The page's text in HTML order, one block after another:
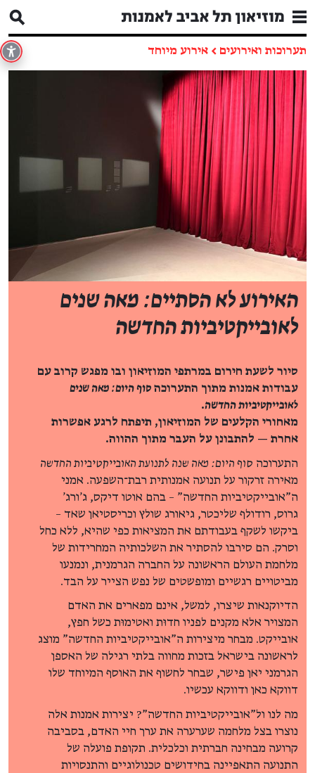
תערוכות ואירועים ← אירוע מיוחד
האירוע לא הסתיים: מאה שנים
לאובייקטיביות החדשה
סיור לשעת חירום במרתפי המוזיאון ובו מפגש קרוב עם
עבודות אמנות מתוך התערוכה סוף היום: מאה שנים
לאובייקטיביות החדשה.
מאחורי הקלעים של המוזיאון, תיפתח לרגע אפשרות
אחרת — להתבונן על העבר מתוך ההווה.
התערוכה סוף היום: מאה שנה לתנועת האובייקטיביות החדשה
מאירה זרקור על תנועה אמנותית רבת־השפעה. אמני
ה"אובייקטיביות החדשה" – בהם אוטו דיקס, ג'ורג'
גרוס, רודולף שליכטר, גיאורג שולץ וכריסטיאן שאד –
ביקשו לשקף בעבודתם את המציאות כפי שהיא, ללא כחל
וסרק. הם סירבו להסתיר את השלכותיה המחרידות של
מלחמת העולם הראשונה על החברה הגרמנית, ונמנעו
מביטויים רגשיים ומופשטים של נפש הצייר על הבד.
הדיוקנאות שיצרו, למשל, אינם מפארים את האדם
המצויר אלא מקנים לפניו חדוּת ואטימוּת כשל חפץ,
אובייקט. מבחר מיצירות ה"אובייקטיביות החדשה" מוצג
לראשונה בישראל בזכות מחווה בלתי רגילה של האספן
הגרמני יאן פישר, שבחר לחשוף את האוסף המיוחד שלו
דווקא כאן ודווקא עכשיו.
מה לנו ול"אובייקטיביות החדשה"? יצירות אמנות אלה
נוצרו בצל מלחמה שערערה את ערך חיי האדם, בסביבה
קרועה מבחינה חברתית וכלכלית. תקופת פועלה של
התנועה התאפיינה בחידושים טכנולוגיים והתנסויות